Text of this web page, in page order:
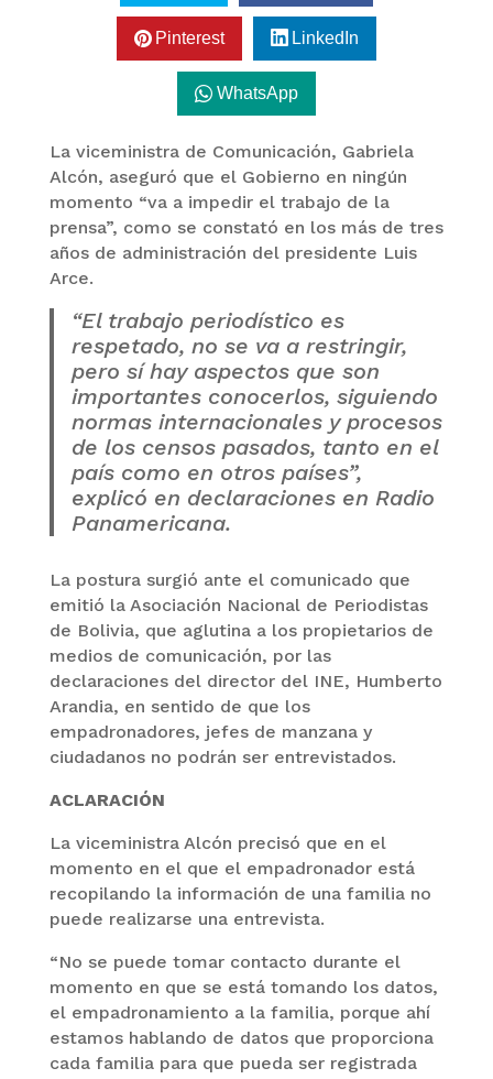
Pinterest LinkedIn
WhatsApp
La viceministra de Comunicación, Gabriela
Alcón, aseguró que el Gobierno en ningún
momento “va a impedir el trabajo de la
prensa”, como se constató en los más de tres
años de administración del presidente Luis
Arce.
“El trabajo periodístico es
respetado, no se va a restringir,
pero sí hay aspectos que son
importantes conocerlos, siguiendo
normas internacionales y procesos
de los censos pasados, tanto en el
país como en otros países”,
explicó en declaraciones en Radio
Panamericana.
La postura surgió ante el comunicado que
emitió la Asociación Nacional de Periodistas
de Bolivia, que aglutina a los propietarios de
medios de comunicación, por las
declaraciones del director del INE, Humberto
Arandia, en sentido de que los
empadronadores, jefes de manzana y
ciudadanos no podrán ser entrevistados.
ACLARACIÓN
La viceministra Alcón precisó que en el
momento en el que el empadronador está
recopilando la información de una familia no
puede realizarse una entrevista.
“No se puede tomar contacto durante el
momento en que se está tomando los datos,
el empadronamiento a la familia, porque ahí
estamos hablando de datos que proporciona
cada familia para que pueda ser registrada